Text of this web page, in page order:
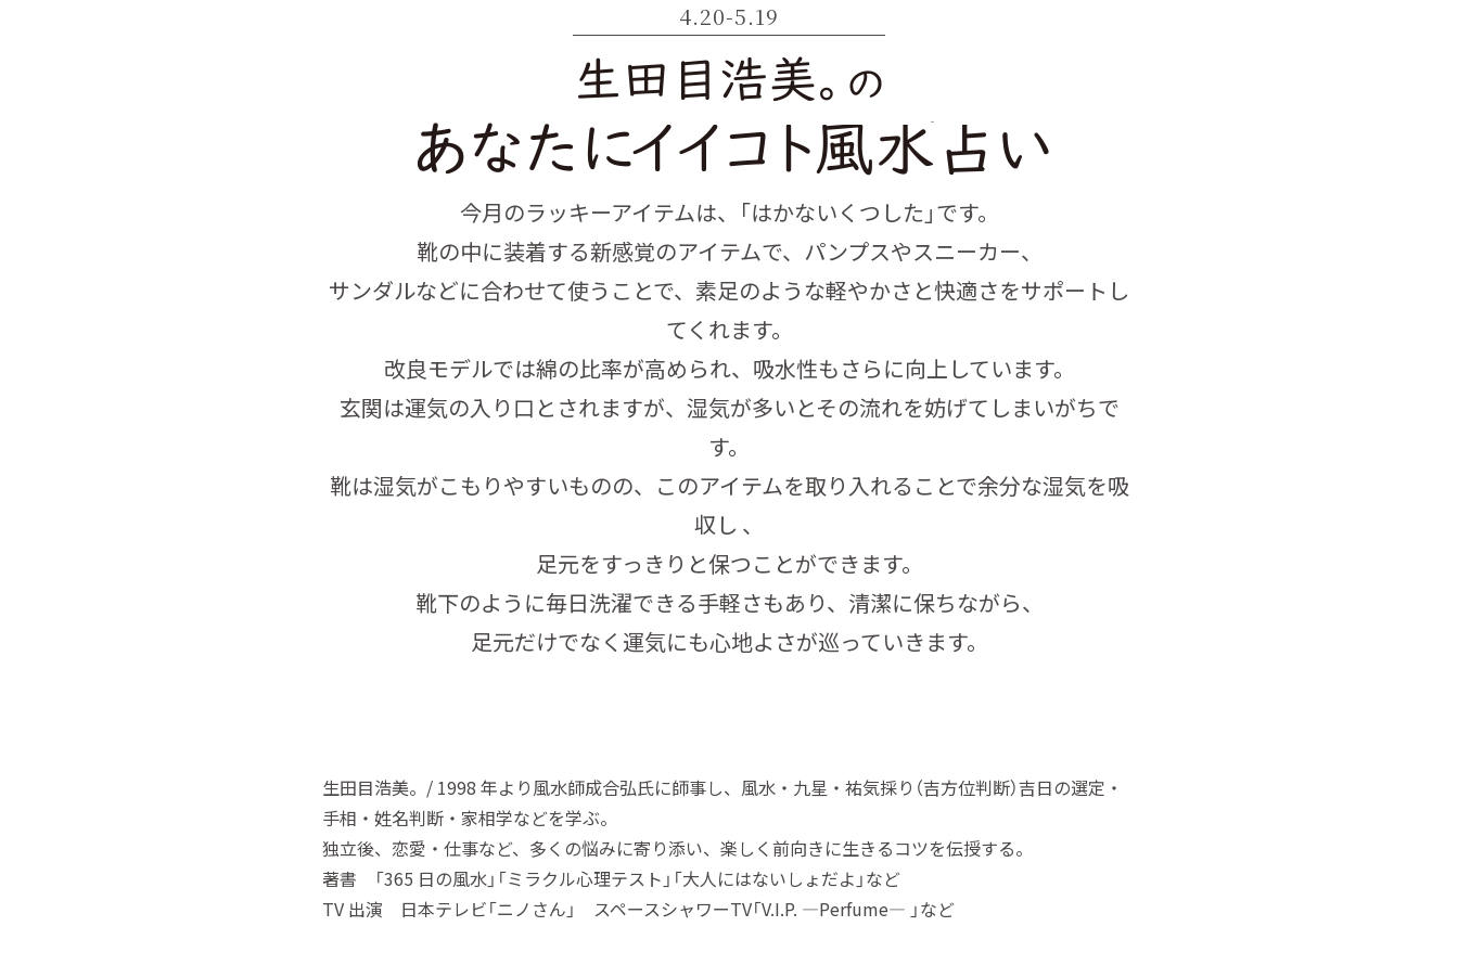
4.20-5.19
今月のラッキーアイテムは、「はかないくつした」です。
靴の中に装着する新感覚のアイテムで、パンプスやスニーカー、
サンダルなどに合わせて使うことで、素足のような軽やかさと快適さをサポートし
てくれます。
改良モデルでは綿の比率が高められ、吸水性もさらに向上しています。
玄関は運気の入り口とされますが、湿気が多いとその流れを妨げてしまいがちで
す。
靴は湿気がこもりやすいものの、このアイテムを取り入れることで余分な湿気を吸
収し 、
足元をすっきりと保つことができます。
靴下のように毎日洗濯できる手軽さもあり、清潔に保ちながら、
足元だけでなく運気にも心地よさが巡っていきます。
生田目浩美。/ 1998 年より風水師成合弘氏に師事し、風水・九星・祐気採り（吉方位判断）吉日の選定・
手相・姓名判断・家相学などを学ぶ。
独立後、恋愛・仕事など、多くの悩みに寄り添い、楽しく前向きに生きるコツを伝授する。
著書 「365 日の風水」「ミラクル心理テスト」「大人にはないしょだよ」など
TV 出演 日本テレビ「ニノさん」 スペースシャワーTV「V.I.P. ―Perfume― 」など